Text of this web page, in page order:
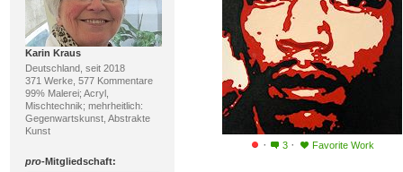
Karin Kraus
Deutschland, seit 2018
371 Werke, 577 Kommentare
99% Malerei; Acryl,
Mischtechnik; mehrheitlich:
Gegenwartskunst, Abstrakte
Kunst
pro-Mitgliedschaft:
· 3 · Favorite Work